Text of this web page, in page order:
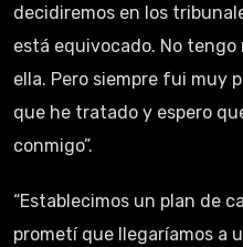
decidiremos en los
está equivocado. No
ella. Pero siempre fui muy
que he tratado y espero
conmigo”.
“Establecimos un plan de
prometí que llegaríamos a